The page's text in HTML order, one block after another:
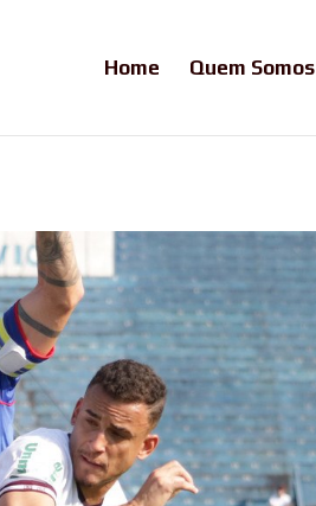
Home Quem Somos